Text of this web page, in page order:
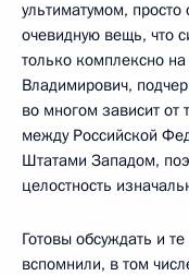
ультиматумом,
очевидную вещь, что
только комплексно
Владимирович,
во многом зависит от
между Российской
Штатами Западом,
целостность
Готовы обсуждать и
вспомнили, в том